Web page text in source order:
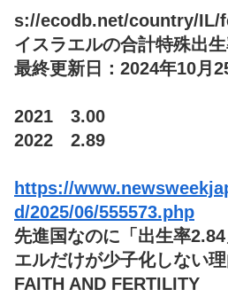
s://ecodb.net/country/IL/
イスラエルの合計特殊出
最終更新日：2024年10月
2021 3.00
2022 2.89
https://
d/2025/06/555573.php
先進国なのに「出生率
エルだけが少子化しない
FAITH AND FERTILITY